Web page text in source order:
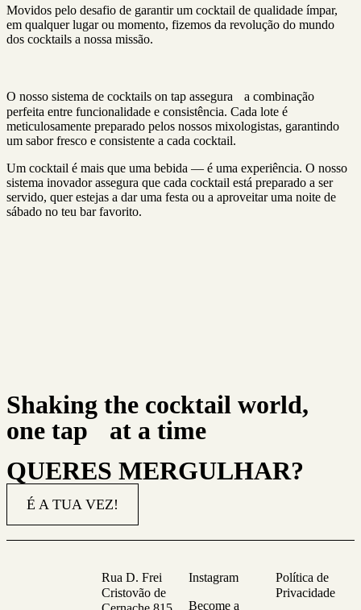
Movidos pelo desafio de garantir um cocktail de qualidade ímpar,
em qualquer lugar ou momento, fizemos da revolução do mundo
dos cocktails a nossa missão.
O nosso sistema de cocktails on tap assegura a combinação
perfeita entre funcionalidade e consistência. Cada lote é
meticulosamente preparado pelos nossos mixologistas, garantindo
um sabor fresco e consistente a cada cocktail.
Um cocktail é mais que uma bebida — é uma experiência. O nosso
sistema inovador assegura que cada cocktail está preparado a ser
servido, quer estejas a dar uma festa ou a aproveitar uma noite de
sábado no teu bar favorito.
Shaking the cocktail world,
one tap at a time
QUERES MERGULHAR?
É A TUA VEZ!
Rua D. Frei
Cristovão de
Instagram
Become a
Política de
Privacidade